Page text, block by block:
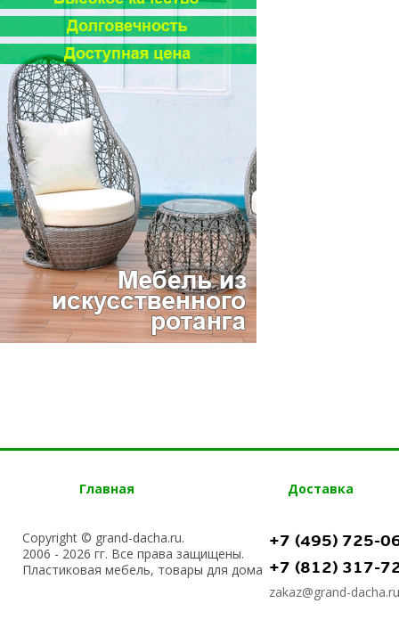
Главная Доставка
Copyright © grand-dacha.ru.
2006 - 2026 гг. Все права защищены.
Пластиковая мебель, товары для дома
+7 (495) 725-
+7 (812) 317-
zakaz@grand-dacha.ru